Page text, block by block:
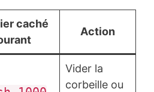
caché
Action
Vider la
corbeille ou